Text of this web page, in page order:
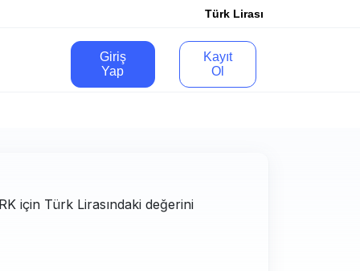
Türk Lirası
Giriş
Yap
Kayıt
Ol
için Türk Lirasındaki değerini